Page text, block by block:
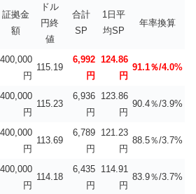
証拠金
額
ドル
円終
値
合計
SP
1日平
均SP
年率換算
400,000
円
115.19
6,992
円
124.86
円
91.1％/4.0%
400,000
円
115.23
6,936
円
123.86
円
90.4％/3.9%
400,000
円
113.69
6,789
円
121.23
円
88.5％/3.7%
400,000
円
114.18
6,435
円
114.91
円
83.9％/3.7%